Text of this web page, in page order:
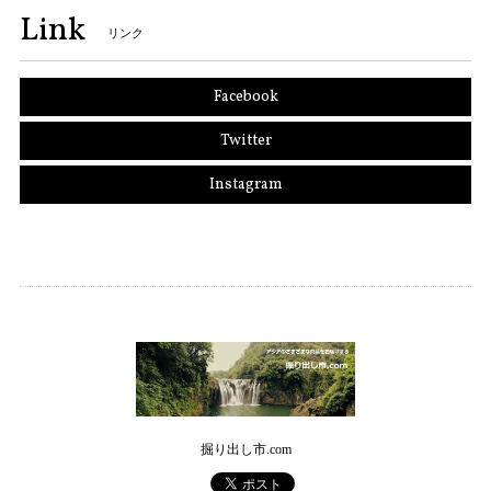
Link リンク
Facebook
Twitter
Instagram
掘り出し市.com